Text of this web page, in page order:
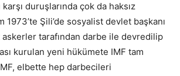
karşı duruşlarında çok da haksız
Şili’de sosyalist devlet başkanı
askerler tarafından darbe ile devredilip
kurulan yeni hükümete IMF tam
elbette hep darbecileri